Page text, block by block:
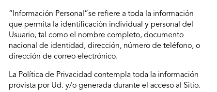
“Información Personal”se refiere a toda la información
que permita la identificación individual y personal del
Usuario, tal como el nombre completo, documento
nacional de identidad, dirección, número de teléfono, o
dirección de correo electrónico.
La Política de Privacidad contempla toda la información
provista por Ud. y/o generada durante el acceso al Sitio.